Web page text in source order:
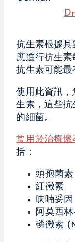
抗生素根據其
應進行抗生
抗生素可能最
使用此資訊，
生素，這些抗
的細菌。
常用於治療懷
括：
頭孢菌
紅黴素
呋喃妥
阿莫西
磷黴素